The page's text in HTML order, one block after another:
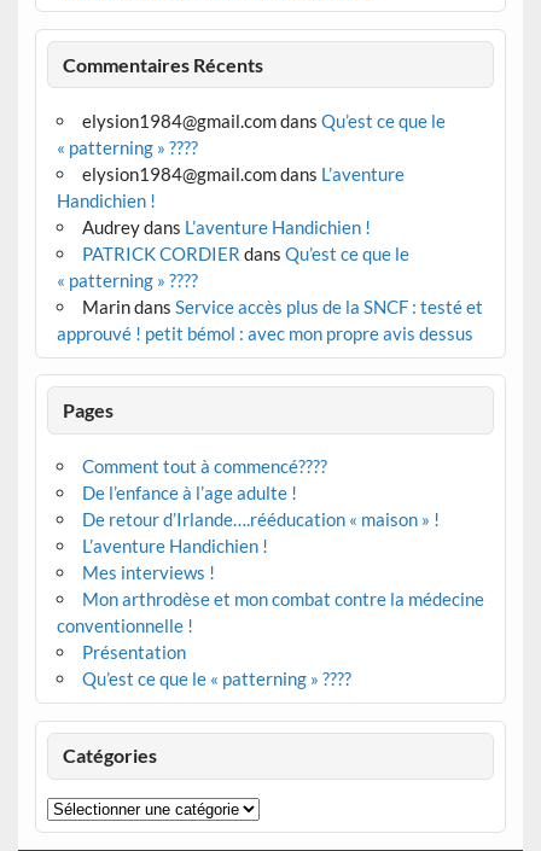
Commentaires Récents
elysion1984@gmail.comdans Qu’est ce que le
« patterning » ????
elysion1984@gmail.comdans L’aventure
Handichien !
Audreydans L’aventure Handichien !
PATRICK CORDIER dans Qu’est ce que le
« patterning » ????
Marindans Service accès plus de la SNCF : testé et
approuvé ! petit bémol : avec mon propre avis dessus
Pages
Comment tout à commencé????
De l’enfance à l’age adulte !
De retour d’Irlande….rééducation « maison » !
L’aventure Handichien !
Mes interviews !
Mon arthrodèse et mon combat contre la médecine
conventionnelle !
Présentation
Qu’est ce que le « patterning » ????
Catégories
Catégories